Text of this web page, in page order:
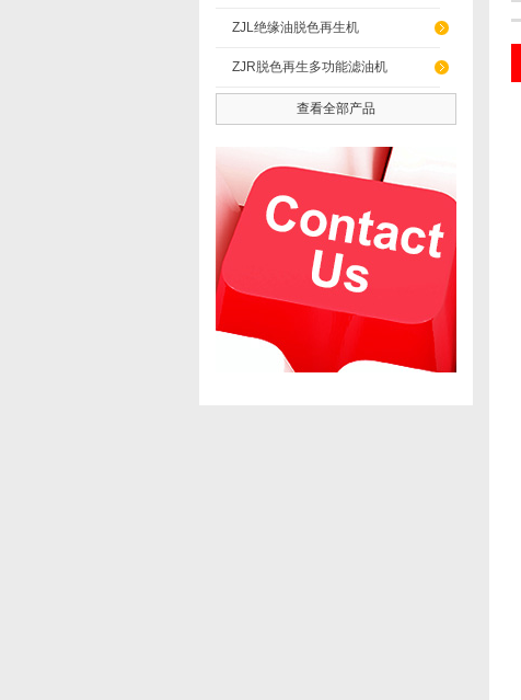
ZJL绝缘油脱色再生机
ZJR脱色再生多功能滤油机
查看全部产品